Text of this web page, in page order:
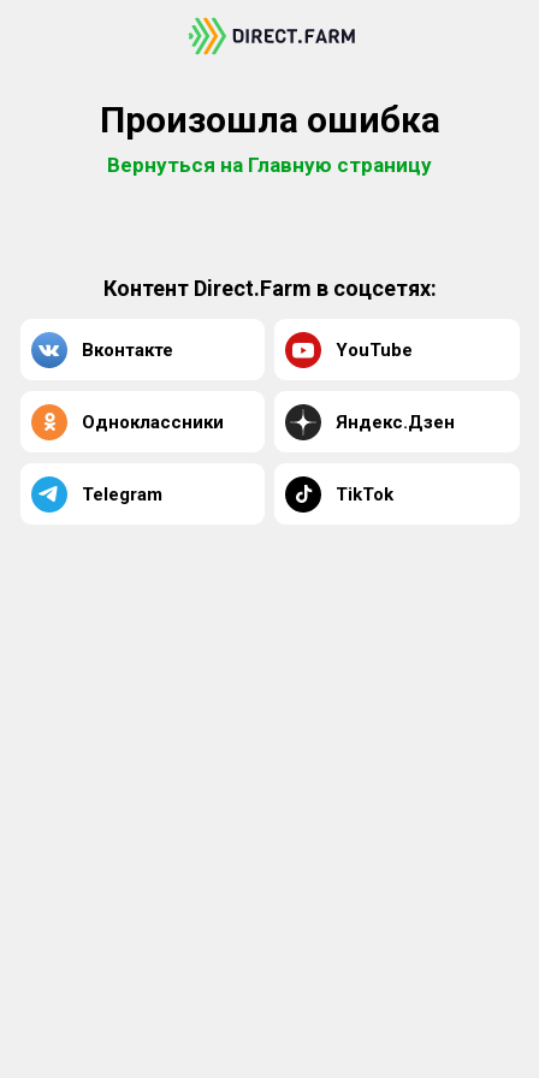
Произошла ошибка
Вернуться на Главную страницу
Контент Direct.Farm в соцсетях:
Вконтакте YouTube
Одноклассники Яндекс.Дзен
Telegram TikTok